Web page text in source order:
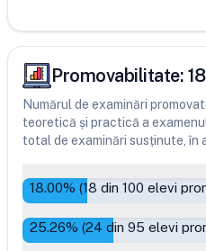
Promovabilitate:
Numărul de examinări
teoretică și practică a
total de examinări susținute, în
18.00% (18 din 100 elevi
25.26% (24 din 95 elevi